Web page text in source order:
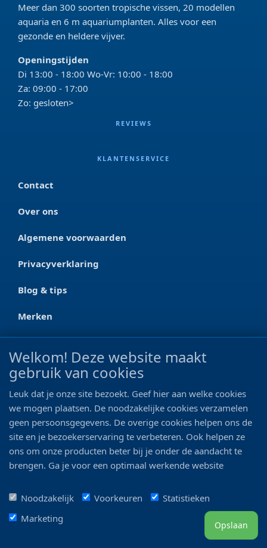
Meer dan 300 soorten tropische vissen, 20 modellen
aquaria en 6 m aquariumplanten. Alles voor een
gezonde en heldere vijver.
Openingstijden
Di 13:00 - 18:00 Wo-Vr: 10:00 - 18:00
Za: 09:00 - 17:00
Zo: gesloten>
REVIEWS
KLANTENSERVICE
Contact
Over ons
Algemene voorwaarden
Privacyverklaring
Blog & tips
Merken
CONTACT
Ootmarsumseweg 125a
0546 - 622 990
06 - 11 19 81 42
info@bo-vis.nl
Welkom! Deze website maakt
gebruik van cookies
Leuk dat je onze site bezoekt. Geef hier aan welke cookies
we mogen plaatsen. De noodzakelijke cookies verzamelen
geen persoonsgegevens. De overige cookies helpen ons de
site en je bezoekerservaring te verbeteren. Ook helpen ze
ons om onze producten beter bij je onder de aandacht te
brengen. Ga je voor een optimaal werkende website
Noodzakelijk
Voorkeuren
Statistieken
Marketing
Opslaan